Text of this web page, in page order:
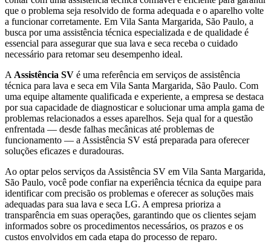
que o problema seja resolvido de forma adequada e o aparelho volte
a funcionar corretamente. Em Vila Santa Margarida, São Paulo, a
busca por uma assistência técnica especializada e de qualidade é
essencial para assegurar que sua lava e seca receba o cuidado
necessário para retomar seu desempenho ideal.
A Assistência SV é uma referência em serviços de assistência
técnica para lava e seca em Vila Santa Margarida, São Paulo. Com
uma equipe altamente qualificada e experiente, a empresa se destaca
por sua capacidade de diagnosticar e solucionar uma ampla gama de
problemas relacionados a esses aparelhos. Seja qual for a questão
enfrentada — desde falhas mecânicas até problemas de
funcionamento — a Assistência SV está preparada para oferecer
soluções eficazes e duradouras.
Ao optar pelos serviços da Assistência SV em Vila Santa Margarida,
São Paulo, você pode confiar na experiência técnica da equipe para
identificar com precisão os problemas e oferecer as soluções mais
adequadas para sua lava e seca LG. A empresa prioriza a
transparência em suas operações, garantindo que os clientes sejam
informados sobre os procedimentos necessários, os prazos e os
custos envolvidos em cada etapa do processo de reparo.